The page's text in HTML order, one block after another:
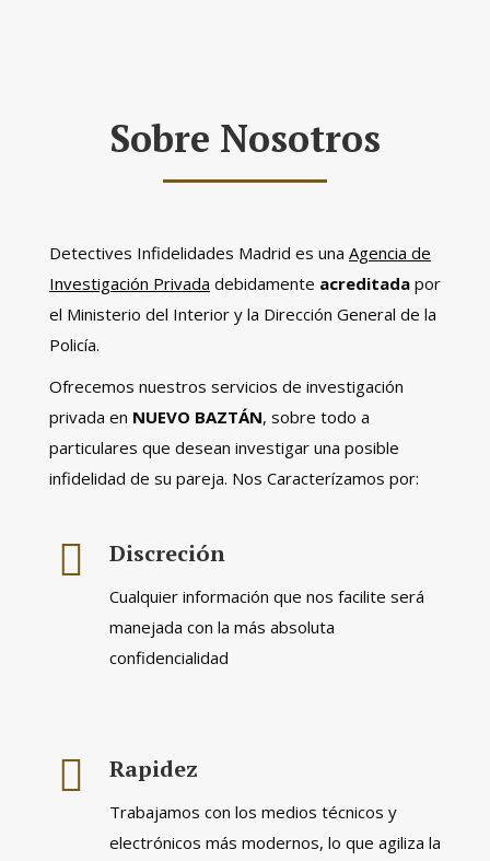
Sobre Nosotros
Detectives Infidelidades Madrid es una Agencia de
Investigación Privada debidamente acreditada por
el Ministerio del Interior y la Dirección General de la
Policía.
Ofrecemos nuestros servicios de investigación
privada en NUEVO BAZTÁN, sobre todo a
particulares que desean investigar una posible
infidelidad de su pareja. Nos Caracterízamos por:
Discreción
Cualquier información que nos facilite será
manejada con la más absoluta
confidencialidad
Rapidez
Trabajamos con los medios técnicos y
electrónicos más modernos, lo que agiliza la